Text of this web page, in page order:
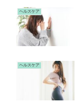
ヘルスケア
ヘルスケア